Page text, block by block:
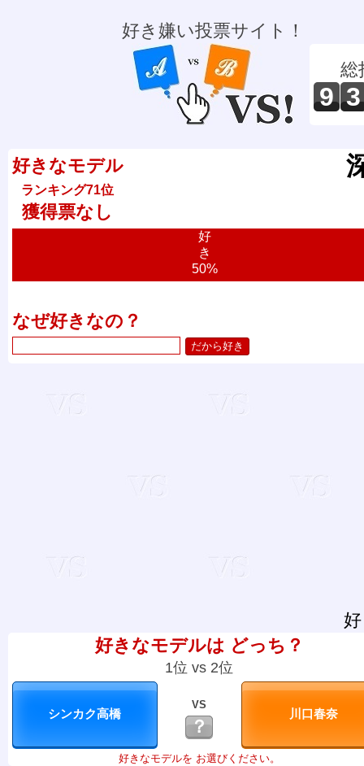
好き嫌い投票サイト！
総
9 3
好きなモデル
ランキング71位
獲得票なし
好
き
50%
なぜ好きなの？
好きなモデルは どっち？
1位 vs 2位
VS
？
好きなモデルを お選びください。